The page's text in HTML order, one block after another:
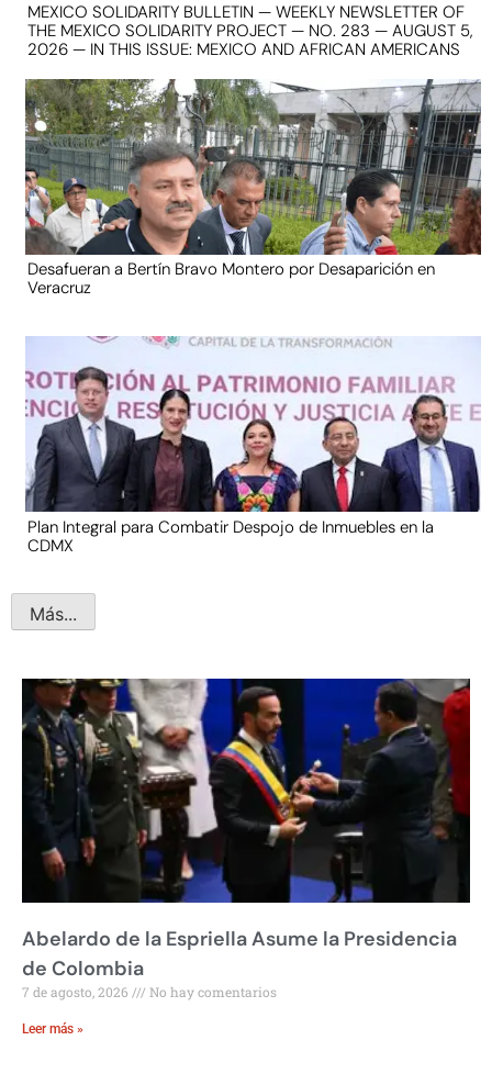
MEXICO SOLIDARITY BULLETIN — WEEKLY NEWSLETTER OF
THE MEXICO SOLIDARITY PROJECT — NO. 283 — AUGUST 5,
2026 — IN THIS ISSUE: MEXICO AND AFRICAN AMERICANS
Desafueran a Bertín Bravo Montero por Desaparición en
Veracruz
Plan Integral para Combatir Despojo de Inmuebles en la
CDMX
Más...
Abelardo de la Espriella Asume la Presidencia
de Colombia
7 de agosto, 2026 No hay comentarios
Leer más »